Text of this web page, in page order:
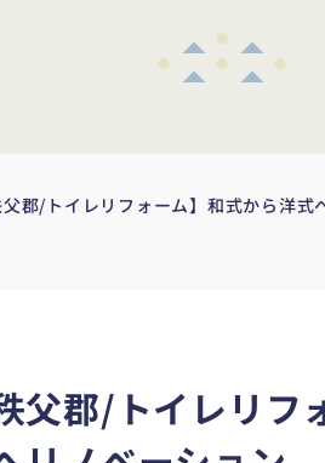
父郡/トイレリフォーム】和式から洋
秩父郡/トイレリ